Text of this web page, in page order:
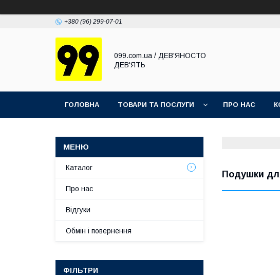
+380 (96) 299-07-01
099.com.ua / ДЕВ'ЯНОСТО
ДЕВ'ЯТЬ
ГОЛОВНА ТОВАРИ ТА ПОСЛУГИ ПРО НАС
Подушки
Каталог
Про нас
Відгуки
Обмін і повернення
ФІЛЬТРИ